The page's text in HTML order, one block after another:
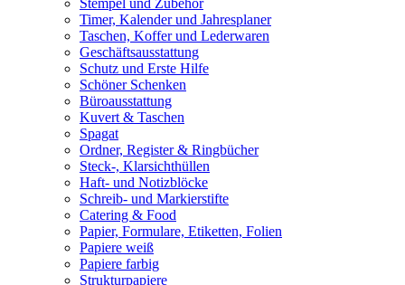
Stempel und Zubehör
Timer, Kalender und Jahresplaner
Taschen, Koffer und Lederwaren
Geschäftsausstattung
Schutz und Erste Hilfe
Schöner Schenken
Büroausstattung
Kuvert & Taschen
Spagat
Ordner, Register & Ringbücher
Steck-, Klarsichthüllen
Haft- und Notizblöcke
Schreib- und Markierstifte
Catering & Food
Papier, Formulare, Etiketten, Folien
Papiere weiß
Papiere farbig
Strukturpapiere